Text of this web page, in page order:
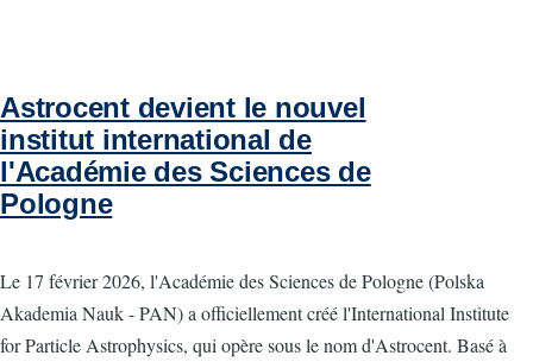
Astrocent devient le nouvel
institut international de
l'Académie des Sciences de
Pologne
Le 17 février 2026, l'Académie des Sciences de Pologne (Polska
Akademia Nauk - PAN) a officiellement créé l'International Institute
for Particle Astrophysics, qui opère sous le nom d'Astrocent. Basé à